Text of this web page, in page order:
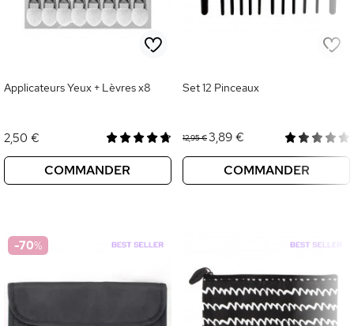
Applicateurs Yeux + Lèvres x8
2,50 €
COMMANDER
Set 12 Pinceaux
12,95 €3,89 €
COMMANDER
-70%